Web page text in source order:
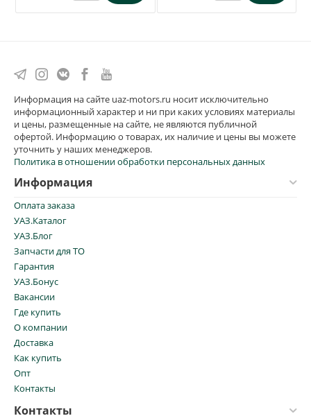
Информация на сайте uaz-motors.ru носит исключительно
информационный характер и ни при каких условиях материалы
и цены, размещенные на сайте, не являются публичной
офертой. Информацию о товарах, их наличие и цены вы можете
уточнить у наших менеджеров.
Политика в отношении обработки персональных данных
Информация
Оплата заказа
УАЗ.Каталог
УАЗ.Блог
Запчасти для ТО
Гарантия
УАЗ.Бонус
Вакансии
Где купить
О компании
Доставка
Как купить
Опт
Контакты
Контакты